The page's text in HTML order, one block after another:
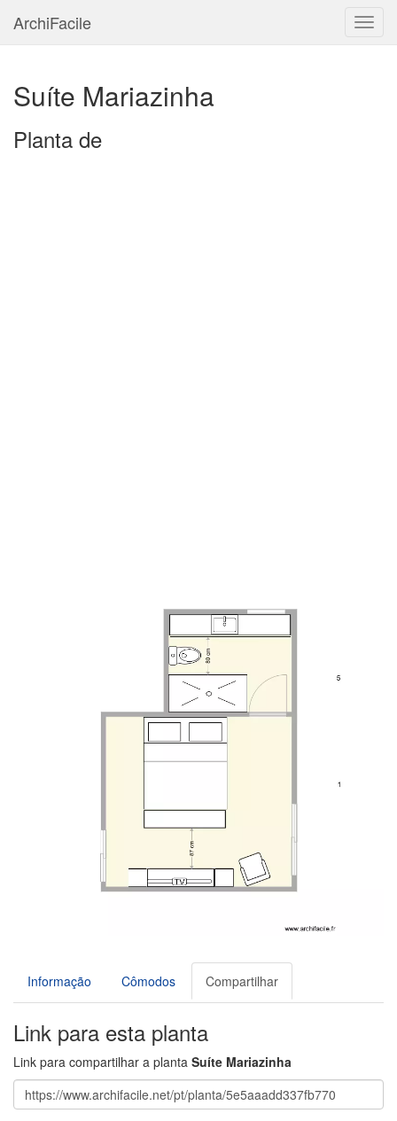
ArchiFacile
Suíte Mariazinha
Planta de
Informação Cômodos Compartilhar
Link para esta planta
Link para compartilhar a planta Suíte Mariazinha